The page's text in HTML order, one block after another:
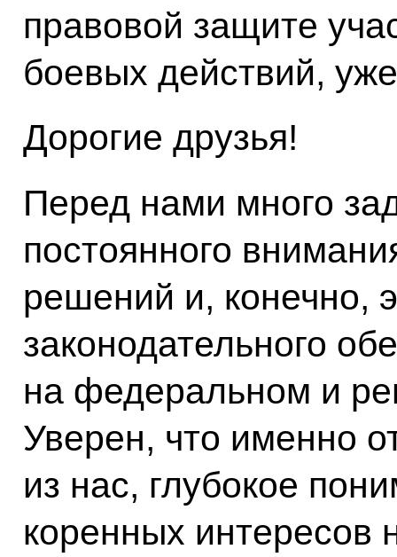
правовой защите
боевых действий,
Дорогие друзья!
Перед нами много
постоянного
решений и, конечно,
законодательного
на федеральном и
Уверен, что именно
из нас, глубокое
коренных интересов